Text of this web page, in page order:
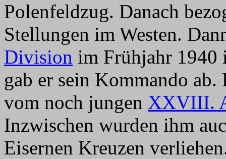
Polenfeldzug. Danach
Stellungen im Westen.
Division im Frühjahr 1940
gab er sein Kommando
vom noch jungen XXVIII.
Inzwischen wurden ihm
Eisernen Kreuzen